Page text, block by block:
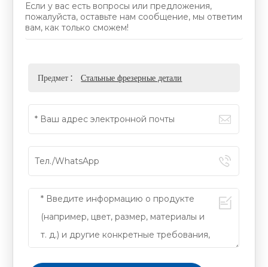
Если у вас есть вопросы или предложения,
пожалуйста, оставьте нам сообщение, мы ответим
вам, как только сможем!
Предмет : Стальные фрезерные детали